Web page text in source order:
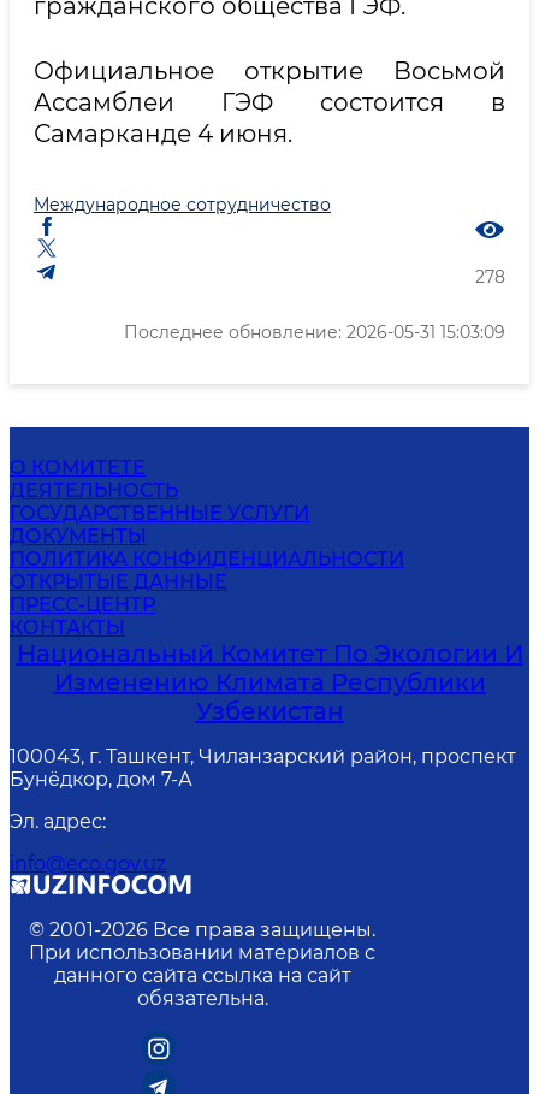
гражданского общества ГЭФ.
Официальное открытие Восьмой
Ассамблеи ГЭФ состоится в
Самарканде 4 июня.
Международное сотрудничество
278
Последнее обновление: 2026-05-31 15:03:09
О КОМИТЕТЕ
ДЕЯТЕЛЬНОСТЬ
ГОСУДАРСТВЕННЫЕ УСЛУГИ
ДОКУМЕНТЫ
ПОЛИТИКА КОНФИДЕНЦИАЛЬНОСТИ
ОТКРЫТЫЕ ДАННЫЕ
ПРЕСС-ЦЕНТР
КОНТАКТЫ
Национальный Комитет По Экологии И
Изменению Климата Республики
Узбекистан
100043, г. Ташкент, Чиланзарский район, проспект
Бунёдкор, дом 7-А
Эл. адрес:
info@eco.gov.uz
© 2001-2026 Все права защищены.
При использовании материалов с
данного сайта ссылка на сайт
обязательна.